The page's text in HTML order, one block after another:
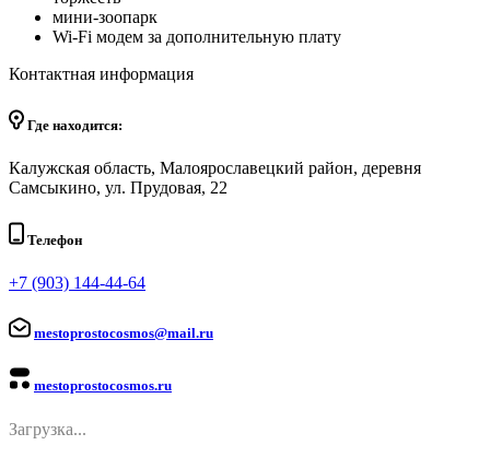
мини-зоопарк
Wi-Fi модем за дополнительную плату
Контактная информация
Где находится:
Калужская область, Малоярославецкий район, деревня
Самсыкино, ул. Прудовая, 22
Телефон
+7 (903) 144-44-64
mestoprostocosmos@mail.ru
mestoprostocosmos.ru
Загрузка...